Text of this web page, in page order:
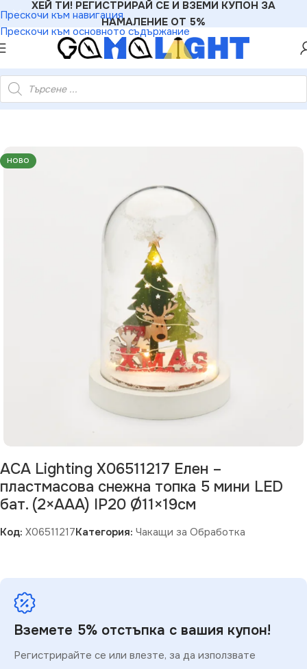
Прескочи към навигация
Прескочи към основното съдържание
ХЕЙ ТИ! РЕГИСТРИРАЙ СЕ И ВЗЕМИ КУПОН ЗА
НАМАЛЕНИЕ ОТ 5%
снежна топка 5 мини LED бат. (2×AAA) IP20 Ø11×19см
НОВО
ACA Lighting X06511217 Елен –
пластмасова снежна топка 5 мини LED
бат. (2×AAA) IP20 Ø11×19см
Код: X06511217Категория: Чакащи за Обработка
Вземете 5% отстъпка с вашия купон!
Регистрирайте се или влезте, за да използвате